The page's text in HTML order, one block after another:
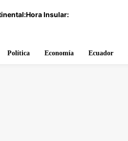
Hora Insular:
Política Economía Ecuador